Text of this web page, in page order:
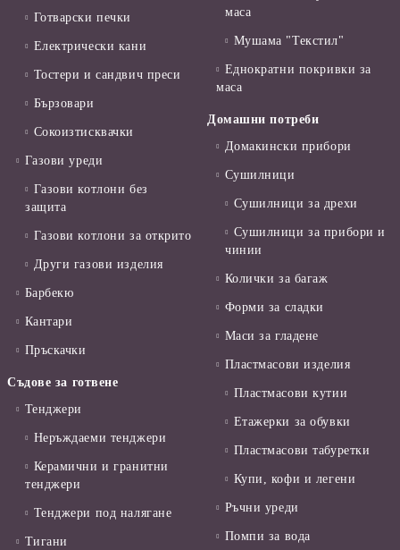
Готварски печки
Електрически кани
Тостери и сандвич преси
Бързовари
Сокоизтисквачки
Газови уреди
Газови котлони без
защита
Газови котлони за открито
Други газови изделия
Барбекю
Кантари
Пръскачки
Съдове за готвене
Тенджери
Неръждаеми тенджери
Керамични и гранитни
тенджери
Тенджери под налягане
Тигани
маса
Мушама "Текстил"
Еднократни покривки за
маса
Домашни потреби
Домакински прибори
Сушилници
Сушилници за дрехи
Сушилници за прибори и
чинии
Колички за багаж
Форми за сладки
Маси за гладене
Пластмасови изделия
Пластмасови кутии
Етажерки за обувки
Пластмасови табуретки
Купи, кофи и легени
Ръчни уреди
Помпи за вода